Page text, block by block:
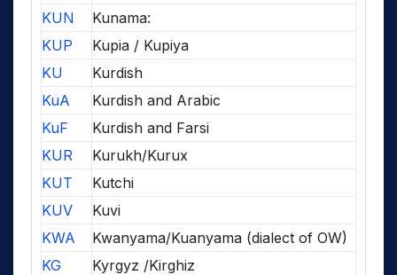
KUN
Kunama:
KUP
Kupia / Kupiya
KU
Kurdish
KuA
Kurdish and Arabic
KuF
Kurdish and Farsi
KUR
Kurukh/Kurux
KUT
Kutchi
KUV
Kuvi
KWA
Kwanyama/Kuanyama (dialect of OW)
KG
Kyrgyz /Kirghiz